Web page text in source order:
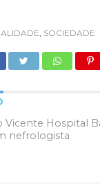
, SOCIEDADE
Vicente Hospital
nefrologista